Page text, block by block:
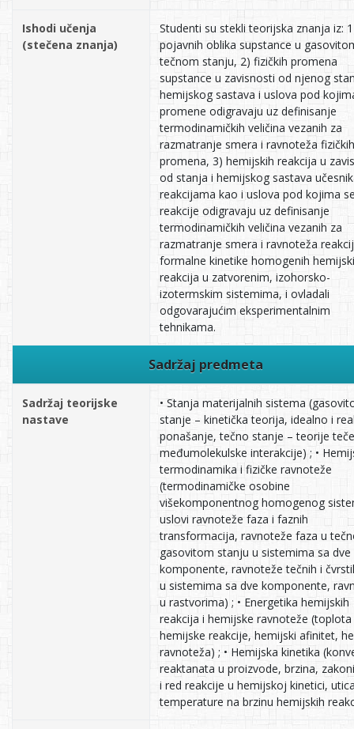
Ishodi učenja
(stečena znanja)
Studenti su stekli teorijska znanja iz:
pojavnih oblika supstance u
tečnom stanju, 2) fizičkih promena
supstance u zavisnosti od njenog
hemijskog sastava i uslova pod
promene odigravaju uz definisanje
termodinamičkih veličina vezanih za
razmatranje smera i ravnoteža fizičkih
promena, 3) hemijskih reakcija u
od stanja i hemijskog sastava
reakcijama kao i uslova pod kojima
reakcije odigravaju uz definisanje
termodinamičkih veličina vezanih za
razmatranje smera i ravnoteža
formalne kinetike homogenih
reakcija u zatvorenim, izohorsko-
izotermskim sistemima, i ovladali
odgovarajućim eksperimentalnim
tehnikama.
Sadržaj predmeta
Sadržaj teorijske
nastave
• Stanja materijalnih sistema
stanje – kinetička teorija, idealno i
ponašanje, tečno stanje – teorije
međumolekulske interakcije) ; •
termodinamika i fizičke ravnoteže
(termodinamičke osobine
višekomponentnog homogenog
uslovi ravnoteže faza i faznih
transformacija, ravnoteže faza u
gasovitom stanju u sistemima sa dve
komponente, ravnoteže tečnih i
u sistemima sa dve komponente,
u rastvorima) ; • Energetika hemijskih
reakcija i hemijske ravnoteže (toplota
hemijske reakcije, hemijski afinitet,
ravnoteža) ; • Hemijska kinetika
reaktanata u proizvode, brzina,
i red reakcije u hemijskoj kinetici,
temperature na brzinu hemijskih